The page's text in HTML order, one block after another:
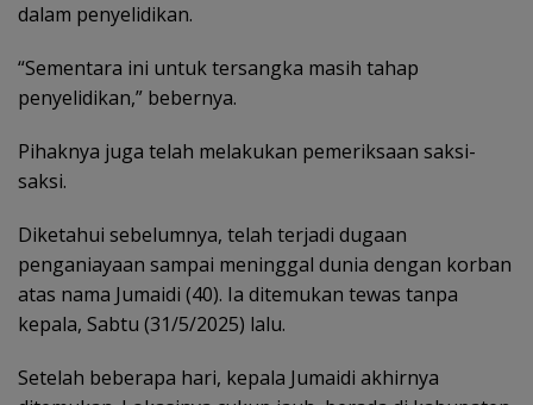
dalam penyelidikan.
“Sementara ini untuk tersangka masih tahap
penyelidikan,” bebernya.
Pihaknya juga telah melakukan pemeriksaan saksi-
saksi.
Diketahui sebelumnya, telah terjadi dugaan
penganiayaan sampai meninggal dunia dengan korban
atas nama Jumaidi (40). Ia ditemukan tewas tanpa
kepala, Sabtu (31/5/2025) lalu.
Setelah beberapa hari, kepala Jumaidi akhirnya